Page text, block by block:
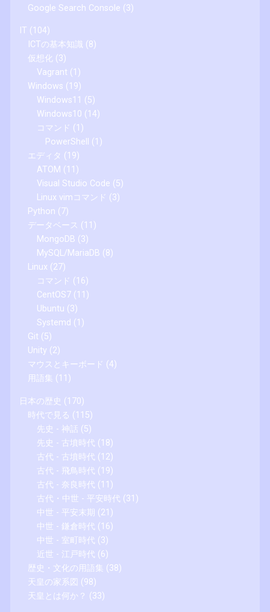
Google Search Console (3)
IT (104)
ICTの基本知識 (8)
仮想化 (3)
Vagrant (1)
Windows (19)
Windows11 (5)
Windows10 (14)
コマンド (1)
PowerShell (1)
エディタ (19)
ATOM (11)
Visual Studio Code (5)
Linux vimコマンド (3)
Python (7)
データベース (11)
MongoDB (3)
MySQL/MariaDB (8)
Linux (27)
コマンド (16)
CentOS7(11)
Ubuntu (3)
Systemd (1)
Git (5)
Unity (2)
マウスとキーボード (4)
用語集 (11)
日本の歴史 (170)
時代で見る (115)
先史 - 神話 (5)
先史 - 古墳時代 (18)
古代 - 古墳時代 (12)
古代 - 飛鳥時代 (19)
古代 - 奈良時代 (11)
古代・中世 - 平安時代 (31)
中世 - 平安末期 (21)
中世 - 鎌倉時代 (16)
中世 - 室町時代 (3)
近世 - 江戸時代 (6)
歴史・文化の用語集 (38)
天皇の家系図 (98)
天皇とは何か？ (33)